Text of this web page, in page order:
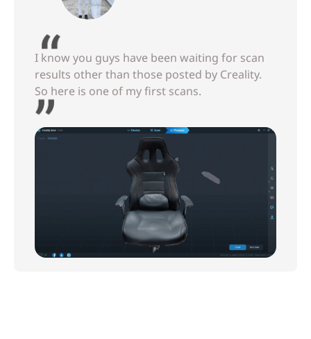
I know you guys have been waiting for scan
results other than those posted by Creality.
So here is one of my first scans.